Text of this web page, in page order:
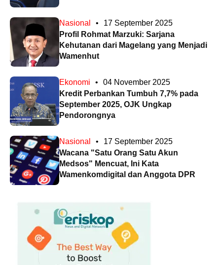
Nasional •
17 September 2025
Profil Rohmat Marzuki: Sarjana
Kehutanan dari Magelang yang Menjadi
Wamenhut
Ekonomi •
04 November 2025
Kredit Perbankan Tumbuh 7,7% pada
September 2025, OJK Ungkap
Pendorongnya
Nasional •
17 September 2025
Wacana "Satu Orang Satu Akun
Medsos" Mencuat, Ini Kata
Wamenkomdigital dan Anggota DPR